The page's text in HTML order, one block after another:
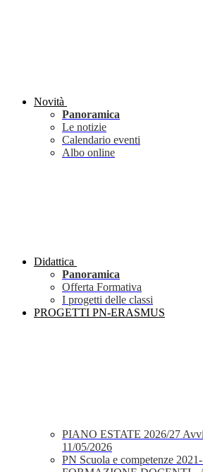
Novità
Panoramica
Le notizie
Calendario eventi
Albo online
Didattica
Panoramica
Offerta Formativa
I progetti delle classi
PROGETTI PN-ERASMUS
PIANO ESTATE 2026/27
11/05/2026
PN Scuola e competenze